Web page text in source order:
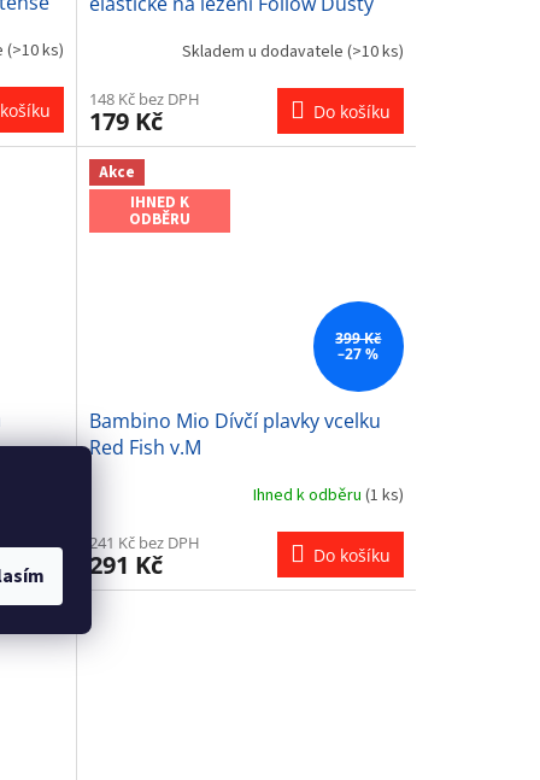
(>10 ks) Skladem u dodavatele (>10 ks)
148 Kč bez DPH
179 Kč Do košíku
Akce
IHNED K
ODBĚRU
399 Kč
–27 %
Bambino Mio Dívčí plavky vcelku
Red Fish v.M
Ihned k odběru (1 ks)
241 Kč bez DPH
291 Kč Do košíku